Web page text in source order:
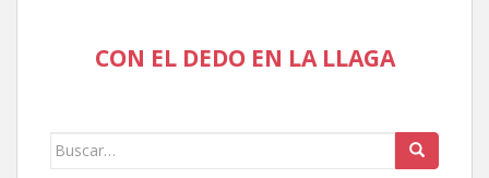
CON EL DEDO EN LA LLAGA
Buscar: